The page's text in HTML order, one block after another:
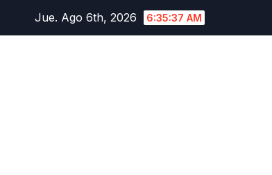
Jue. Ago 6th, 2026 6:35:39 AM